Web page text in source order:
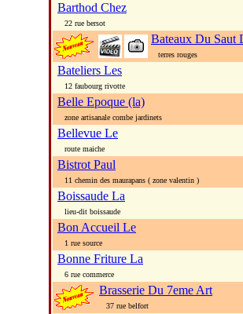
Barthod Chez
22 rue bersot
Bateaux Du Saut
terres rouges
Bateliers Les
12 faubourg rivotte
Belle Epoque (la)
zone artisanale combe jardinets
Bellevue Le
route maiche
Bistrot Paul
11 chemin des maurapans ( zone valentin )
Boissaude La
lieu-dit boissaude
Bon Accueil Le
1 rue source
Bonne Friture La
6 rue commerce
Brasserie Du 7eme Art
37 rue belfort